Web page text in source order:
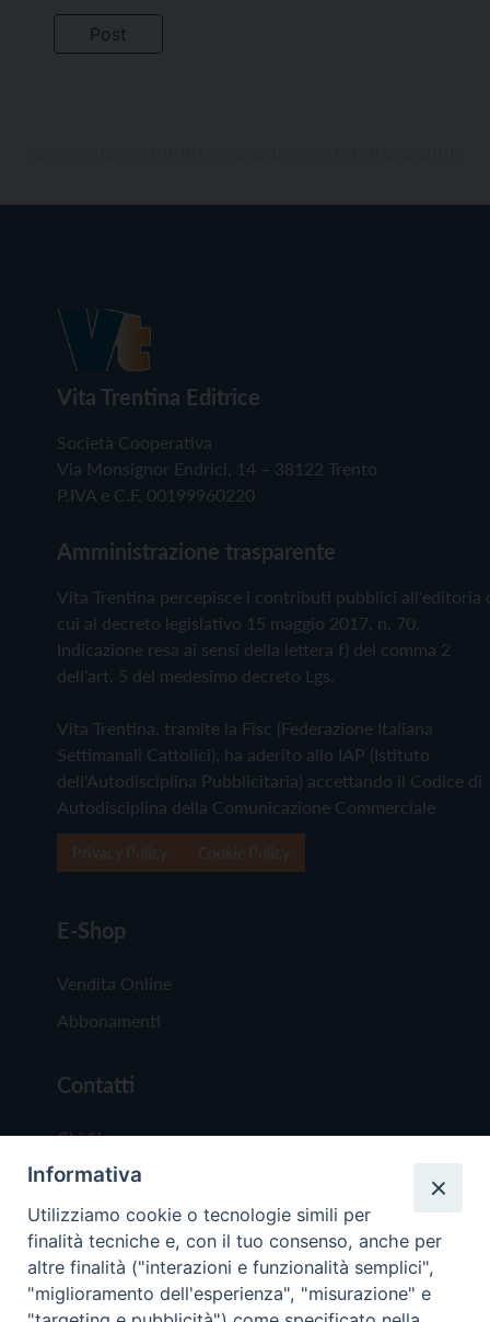
Vita Trentina Editrice
Società Cooperativa
Via Monsignor Endrici, 14 – 38122 Trento
P.IVA e C.F. 00199960220
Amministrazione trasparente
Vita Trentina percepisce i contributi pubblici all'editoria
cui al decreto legislativo 15 maggio 2017, n. 70.
Indicazione resa ai sensi della lettera f) del comma 2
dell'art. 5 del medesimo decreto Lgs.
Vita Trentina, tramite la Fisc (Federazione Italiana
Settimanali Cattolici), ha aderito allo IAP (Istituto
dell'Autodisciplina Pubblicitaria) accettando il Codice di
Autodisciplina della Comunicazione Commerciale
E-Shop
Vendita Online
Abbonamenti
Contatti
Chi Siamo
Redazione
Scrivici
Informativa
Utilizziamo cookie o tecnologie simili per
finalità tecniche e, con il tuo consenso, anche per
altre finalità ("interazioni e funzionalità semplici",
"miglioramento dell'esperienza", "misurazione" e